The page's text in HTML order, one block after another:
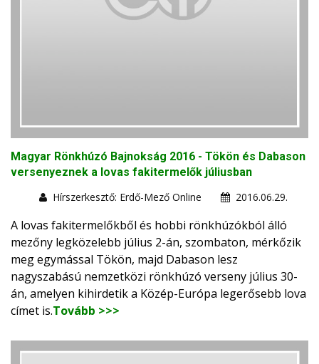
Magyar Rönkhúzó Bajnokság 2016 - Tökön és Dabason
versenyeznek a lovas fakitermelők júliusban
Hírszerkesztő: Erdő-Mező Online
2016.06.29.
A lovas fakitermelőkből és hobbi rönkhúzókból álló
mezőny legközelebb július 2-án, szombaton, mérkőzik
meg egymással Tökön, majd Dabason lesz
nagyszabású nemzetközi rönkhúzó verseny július 30-
án, amelyen kihirdetik a Közép-Európa legerősebb lova
címet is.Tovább >>>